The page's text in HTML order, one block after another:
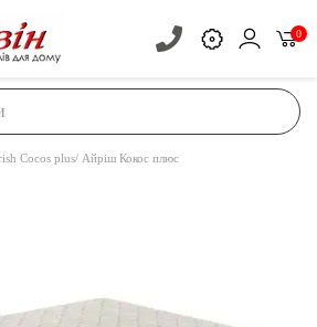
0
Cocos plus/ Айріш Кокос плюс